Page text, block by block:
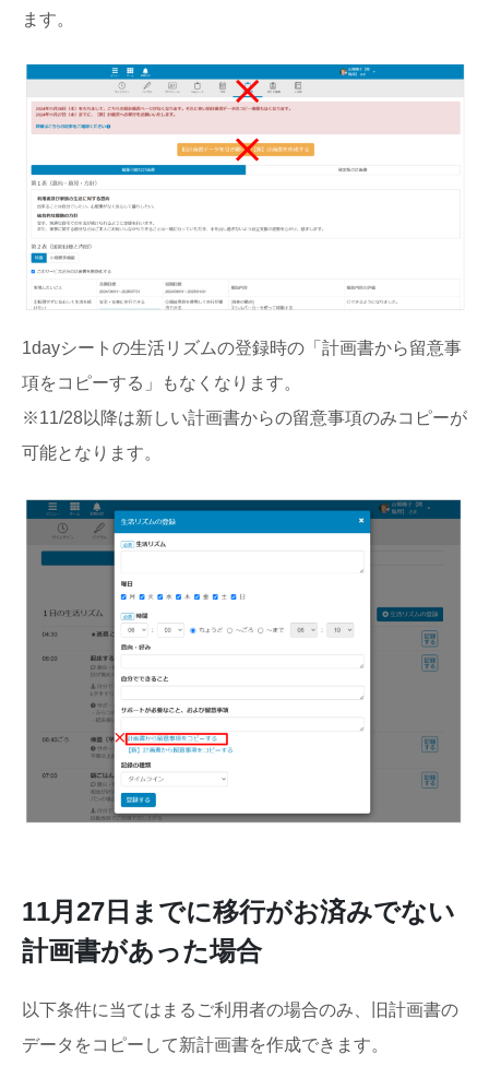
ます。
1dayシートの生活リズムの登録時の「計画書から留意事
項をコピーする」もなくなります。
※11/28以降は新しい計画書からの留意事項のみコピーが
可能となります。
11月27日までに移行がお済みでない
計画書があった場合
以下条件に当てはまるご利用者の場合のみ、旧計画書の
データをコピーして新計画書を作成できます。